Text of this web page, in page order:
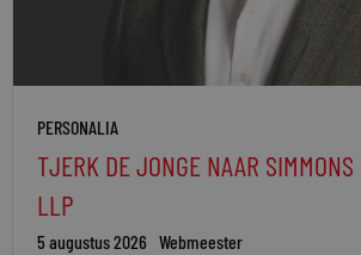
PERSONALIA
TJERK DE JONGE NAAR
LLP
5 augustus 2026 Webmeester